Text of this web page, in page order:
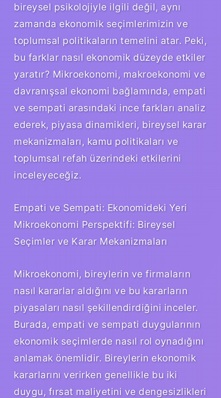
bireysel psikolojiyle ilgili değil, aynı
zamanda ekonomik seçimlerimizin ve
toplumsal politikaların temelini atar. Peki,
bu farklar nasıl ekonomik düzeyde etkiler
yaratır? Mikroekonomi, makroekonomi ve
davranışsal ekonomi bağlamında, empati
ve sempati arasındaki ince farkları analiz
ederek, piyasa dinamikleri, bireysel karar
mekanizmaları, kamu politikaları ve
toplumsal refah üzerindeki etkilerini
inceleyeceğiz.
Empati ve Sempati: Ekonomideki Yeri
Mikroekonomi Perspektifi: Bireysel
Seçimler ve Karar Mekanizmaları
Mikroekonomi, bireylerin ve firmaların
nasıl kararlar aldığını ve bu kararların
piyasaları nasıl şekillendirdiğini inceler.
Burada, empati ve sempati duygularının
ekonomik seçimlerde nasıl rol oynadığını
anlamak önemlidir. Bireylerin ekonomik
kararlarını verirken genellikle bu iki
duygu, fırsat maliyetini ve dengesizlikleri